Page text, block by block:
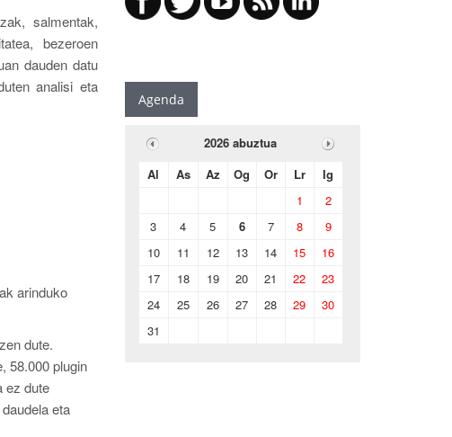
salmentak,
bezeroen
dauden datu
analisi eta
arinduko
dute.
58.000 plugin
ez dute
eta
Agenda
2026 abuztua
Al
As Az Og Or Lr
Ig
1
2
3
4 5 6 7 8
9
10
11 12 13 14 15
16
17
18 19 20 21 22
23
24
25 26 27 28 29
30
31